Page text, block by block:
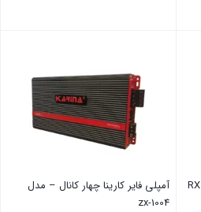
آمپلی فایر کارینا چهار کانال – مدل RX
آمپلی فایر کارینا چهار کانال – مدل
1004-zx